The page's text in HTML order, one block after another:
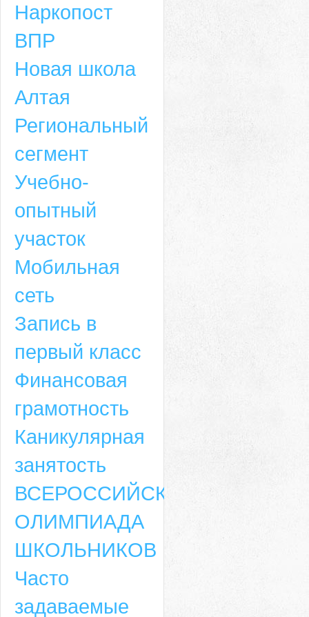
Наркопост
ВПР
Новая школа
Алтая
Региональный
сегмент
Учебно-
опытный
участок
Мобильная
сеть
Запись в
первый класс
Финансовая
грамотность
Каникулярная
занятость
ВСЕРОССИЙСКАЯ
ОЛИМПИАДА
ШКОЛЬНИКОВ
Часто
задаваемые